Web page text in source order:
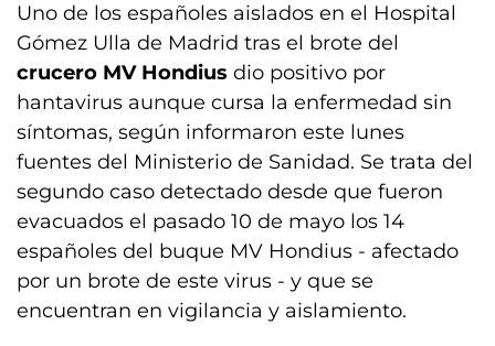
Uno de los españoles aislados en el Hospital
Gómez Ulla de Madrid tras el brote del
crucero MV Hondius dio positivo por
hantavirus aunque cursa la enfermedad sin
síntomas, según informaron este lunes
fuentes del Ministerio de Sanidad. Se trata del
segundo caso detectado desde que fueron
evacuados el pasado 10 de mayo los 14
españoles del buque MV Hondius - afectado
por un brote de este virus - y que se
encuentran en vigilancia y aislamiento.